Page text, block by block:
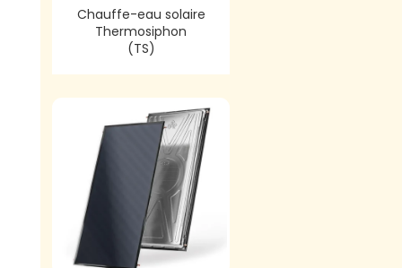
Chauffe-eau solaire
Thermosiphon
(TS)